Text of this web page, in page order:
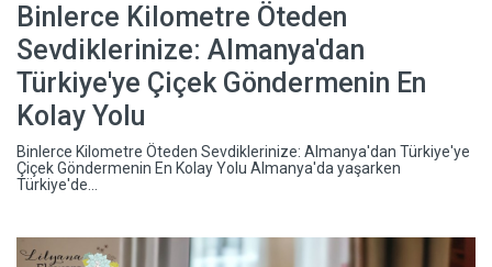
Binlerce Kilometre Öteden
Sevdiklerinize: Almanya'dan
Türkiye'ye Çiçek Göndermenin En
Kolay Yolu
Binlerce Kilometre Öteden Sevdiklerinize: Almanya'dan Türkiye'ye
Çiçek Göndermenin En Kolay Yolu Almanya'da yaşarken
Türkiye'de...